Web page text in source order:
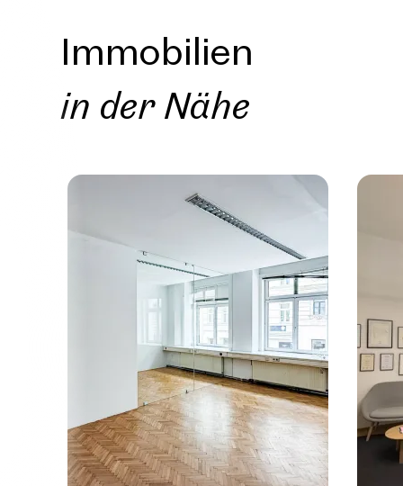
Wien,
ca. 316
€
Immobilien
in der Nähe